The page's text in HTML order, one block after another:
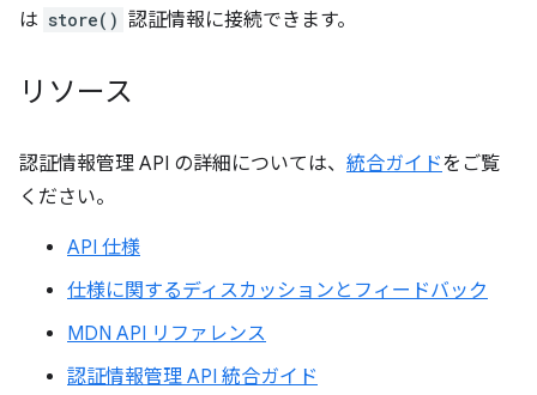
は store() 認証情報に接続できます。
リソース
認証情報管理 API の詳細については、 統合ガイドをご覧
ください。
API 仕様
仕様に関するディスカッションとフィードバック
MDN API リファレンス
認証情報管理 API 統合ガイド